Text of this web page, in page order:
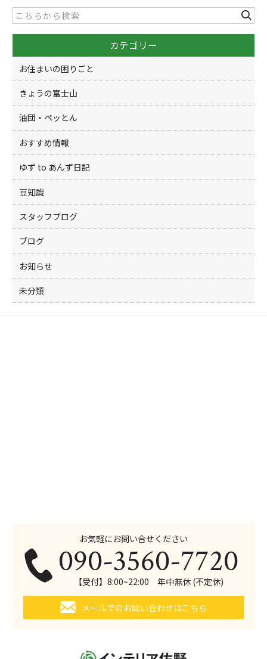
b
o
o
k
カテゴリー
お住まいの困りごと
きょうの富士山
油団・ペッとん
おすすめ情報
ゆず to あんず日記
豆知識
スタッフブログ
ブログ
お知らせ
未分類
お気軽にお問い合せください
090-3560-7720
【受付】8:00~22:00 年中無休 (不定休)
メールでのお問い合わせはこちら